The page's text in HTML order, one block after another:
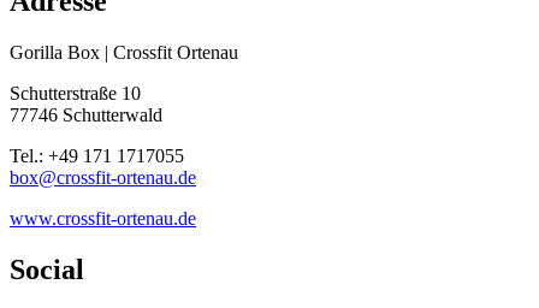
Gorilla Box | Crossfit Ortenau
Schutterstraße 10
77746 Schutterwald
Tel.: +49 171 1717055
box@crossfit-ortenau.de
www.crossfit-ortenau.de
Social